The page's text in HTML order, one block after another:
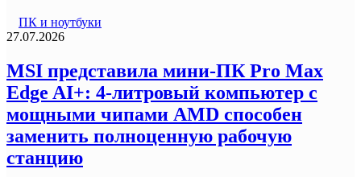
ПК и ноутбуки
27.07.2026
MSI представила мини-ПК Pro Max
Edge AI+: 4-литровый компьютер с
мощными чипами AMD способен
заменить полноценную рабочую
станцию